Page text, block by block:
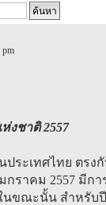
งชาติ 2557
ระเทศไทย ตรง
ราคม 2557 มีก
ขณะนั้น สำหรับปี